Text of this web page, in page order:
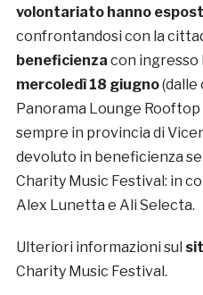
volontariato hanno
confrontandosi con la
beneficienza con ingresso
mercoledì 18 giugno(dalle
Panorama Lounge Rooftop
sempre in provincia di
devoluto in beneficienza
Charity Music Festival: in
Alex Lunetta e Ali Selecta.
Ulteriori informazioni sul
Charity Music Festival.